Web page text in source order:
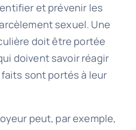
et prévenir les
sexuel. Une
doit être portée
doivent savoir réagir
sont portés à leur
peut, par exemple,